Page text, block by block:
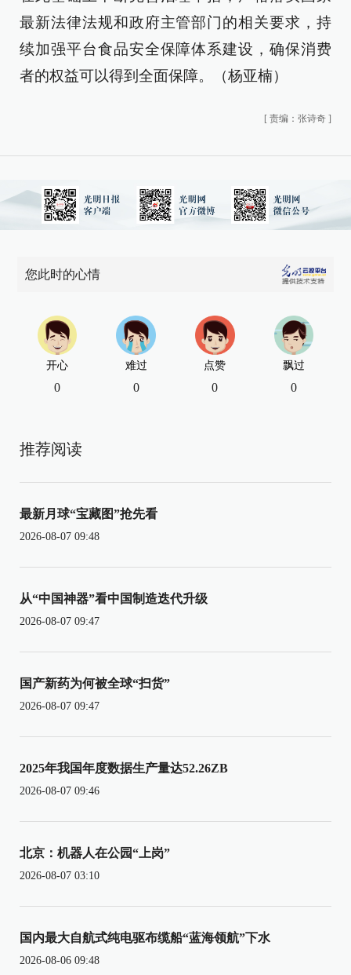
最新法律法规和政府主管部门的相关要求，持
续加强平台食品安全保障体系建设，确保消费
者的权益可以得到全面保障。（杨亚楠）
[ 责编：张诗奇 ]
您此时的心情
开心
0
难过
0
点赞
0
飘过
0
推荐阅读
最新月球“宝藏图”抢先看
2026-08-07 09:48
从“中国神器”看中国制造迭代升级
2026-08-07 09:47
国产新药为何被全球“扫货”
2026-08-07 09:47
2025年我国年度数据生产量达52.26ZB
2026-08-07 09:46
北京：机器人在公园“上岗”
2026-08-07 03:10
国内最大自航式纯电驱布缆船“蓝海领航”下水
2026-08-06 09:48